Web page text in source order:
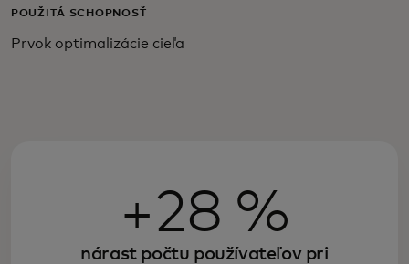
POUŽITÁ SCHOPNOSŤ
Prvok optimalizácie cieľa
+28 %
nárast počtu používateľov pri